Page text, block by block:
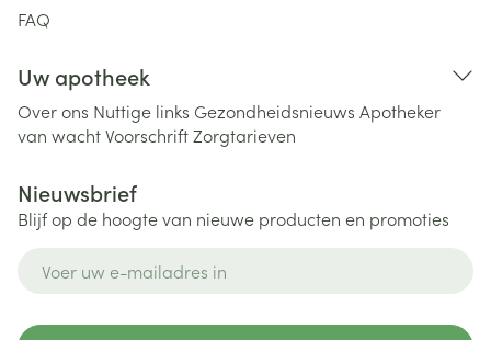
FAQ
Uw apotheek
Over ons Nuttige links Gezondheidsnieuws Apotheker
van wachtVoorschriftZorgtarieven
Nieuwsbrief
Blijf op de hoogte van nieuwe producten en promoties